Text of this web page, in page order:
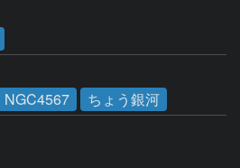
NGC4567 ちょう銀河